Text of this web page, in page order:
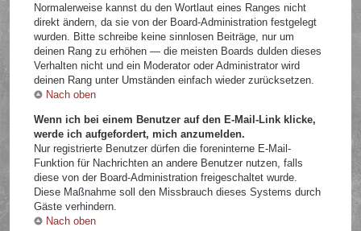
Normalerweise kannst du den Wortlaut eines Ranges nicht
direkt ändern, da sie von der Board-Administration festgelegt
wurden. Bitte schreibe keine sinnlosen Beiträge, nur um
deinen Rang zu erhöhen — die meisten Boards dulden dieses
Verhalten nicht und ein Moderator oder Administrator wird
deinen Rang unter Umständen einfach wieder zurücksetzen.
Nach oben
Wenn ich bei einem Benutzer auf den E-Mail-Link klicke,
werde ich aufgefordert, mich anzumelden.
Nur registrierte Benutzer dürfen die foreninterne E-Mail-
Funktion für Nachrichten an andere Benutzer nutzen, falls
diese von der Board-Administration freigeschaltet wurde.
Diese Maßnahme soll den Missbrauch dieses Systems durch
Gäste verhindern.
Nach oben